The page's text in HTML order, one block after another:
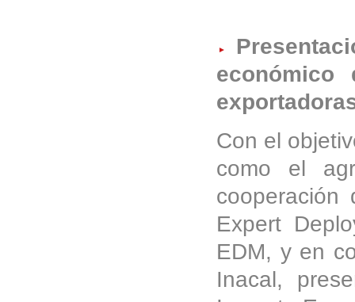
Con el
como el
cooperación
Expert
EDM, y en
Inacal,